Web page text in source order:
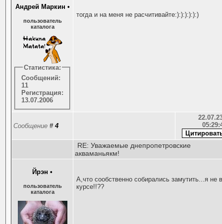
Андрей Маркин •
пользователь
каталога
Статистика:
Сообщений:
11
Регистрация:
13.07.2006
тогда и на меня не расчитивайте:):):):):):)
Сообщение#4
RE: Уважаемые днепропетровские
акваманьякм!
Йрэн •
пользователь
каталога
А,что сообственно собирались замутить...я не
курсе!!??